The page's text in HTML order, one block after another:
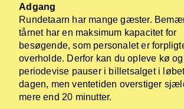
Adgang
Rundetaarn har mange gæster.
tårnet har en maksimum kapacitet for
besøgende, som personalet er
overholde. Derfor kan du opleve kø og
periodevise pauser i billetsalget i
dagen, men ventetiden overstiger
mere end 20 minutter.